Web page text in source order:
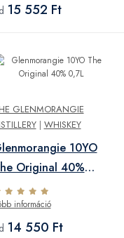
15 552 Ft
GLENMORANGIE
| WHISKEY
10YO
Original 40%
információ
14 550 Ft